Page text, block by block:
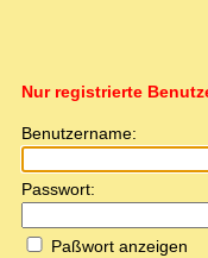
Nur registrierte
Benutzername:
Passwort:
Paßwort anzeigen